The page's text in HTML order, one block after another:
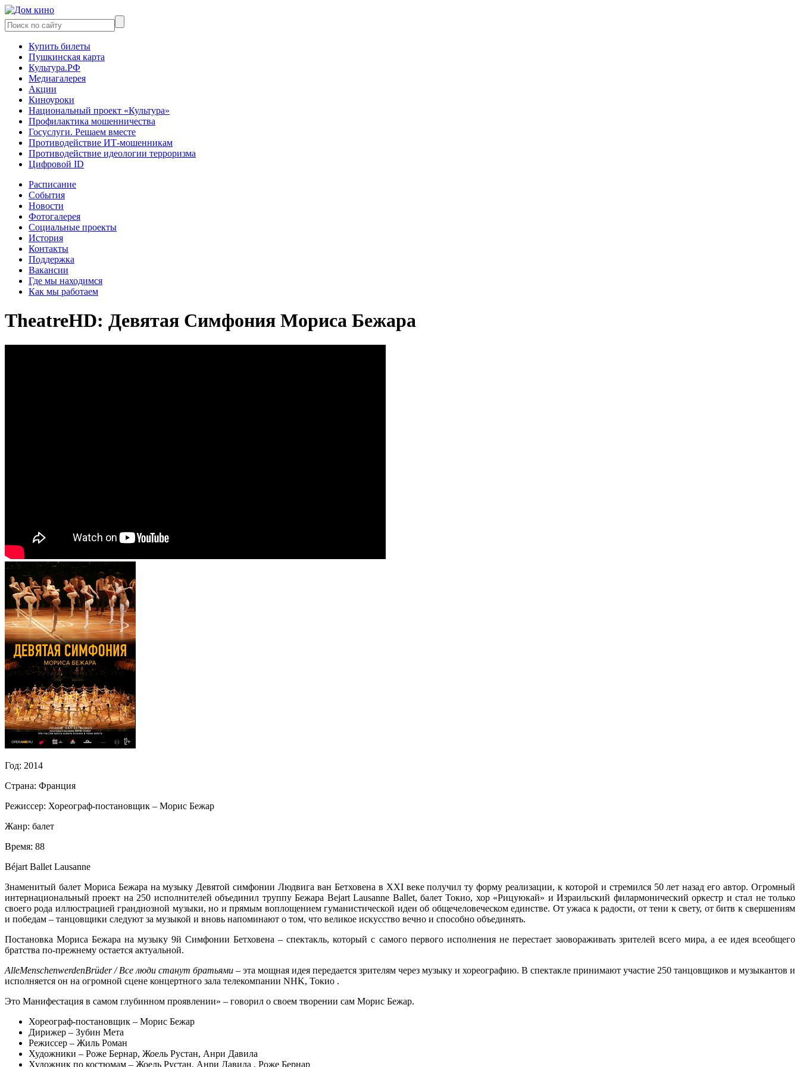
Купить билеты
Пушкинская карта
Культура.РФ
Медиагалерея
Акции
Киноуроки
Национальный проект «Культура»
Профилактика мошенничества
Госуслуги. Решаем вместе
Противодействие ИТ-мошенникам
Противодействие идеологии терроризма
Цифровой ID
Расписание
События
Новости
Фотогалерея
Социальные проекты
История
Контакты
Поддержка
Вакансии
Где мы находимся
Как мы работаем
TheatreHD: Девятая Симфония Мориса Бежара
Год: 2014
Страна: Франция
Режиссер: Хореограф-постановщик – Морис Бежар
Жанр: балет
Время: 88
Béjart Ballet Lausanne
Знаменитый балет Мориса Бежара на музыку Девятой симфонии Людвига ван Бетховена в XXI веке получил ту форму реализации, к которой и стремился 50 лет назад его автор. Огромный
интернациональный проект на 250 исполнителей объединил труппу Бежара Bejart Lausanne Ballet, балет Токио, хор «Рицуюкай» и Израильский филармонический оркестр и стал не только
своего рода иллюстрацией грандиозной музыки, но и прямым воплощением гуманистической идеи об общечеловеческом единстве. От ужаса к радости, от тени к свету, от битв к свершениям
и победам – танцовщики следуют за музыкой и вновь напоминают о том, что великое искусство вечно и способно объединять.
Постановка Мориса Бежара на музыку 9й Симфонии Бетховена – спектакль, который с самого первого исполнения не перестает заовораживать зрителей всего мира, а ее идея всеобщего
братства по-прежнему остается актуальной.
AlleMenschenwerdenBrüder / Все люди станут братьями – эта мощная идея передается зрителям через музыку и хореографию. В спектакле принимают участие 250 танцовщиков и музыкантов и
исполняется он на огромной сцене концертного зала телекомпании NHK, Токио .
Это Манифестация в самом глубинном проявлении» – говорил о своем творении сам Морис Бежар.
Хореограф-постановщик – Морис Бежар
Дирижер – Зубин Мета
Режиссер – Жиль Роман
Художники – Роже Бернар, Жоель Рустан, Анри Давила
Художник по костюмам – Жоель Рустан, Анри Давила , Роже Бернар